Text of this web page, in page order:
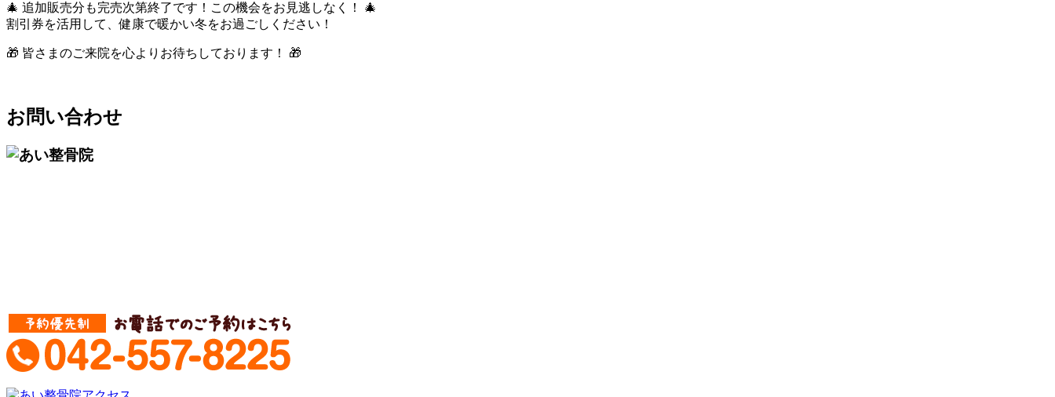
🎄 追加販売分も完売次第終了です！この機会をお見逃しなく！ 🎄
割引券を活用して、健康で暖かい冬をお過ごしください！
🎁 皆さまのご来院を心よりお待ちしております！ 🎁
お問い合わせ